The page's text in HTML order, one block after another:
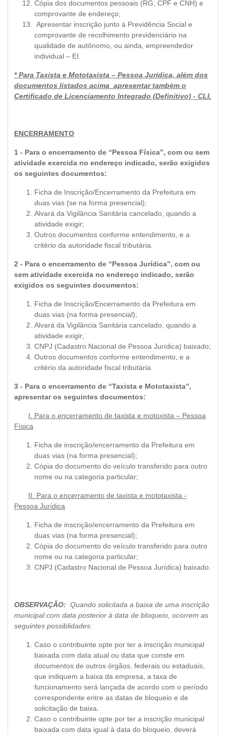
Cópia dos documentos pessoais (RG, CPF e CNH) e
comprovante de endereço;
Apresentar inscrição junto à Previdência Social e
comprovante de recolhimento previdenciário na
qualidade de autônomo, ou ainda, empreendedor
individual – EI.
* Para Taxista e Mototaxista – Pessoa Jurídica, além dos
documentos listados acima apresentar também o
Certificado de Licenciamento Integrado (Definitivo) - CLI.
ENCERRAMENTO
1 - Para o encerramento de “Pessoa Física”, com ou sem
atividade exercida no endereço indicado, serão exigidos
os seguintes documentos:
Ficha de Inscrição/Encerramento da Prefeitura em
duas vias (se na forma presencial);
Alvará da Vigilância Sanitária cancelado, quando a
atividade exigir;
Outros documentos conforme entendimento, e a
critério da autoridade fiscal tributária.
2 - Para o encerramento de “Pessoa Jurídica”, com ou
sem atividade exercida no endereço indicado, serão
exigidos os seguintes documentos:
Ficha de Inscrição/Encerramento da Prefeitura em
duas vias (na forma presencial);
Alvará da Vigilância Sanitária cancelado, quando a
atividade exigir;
CNPJ (Cadastro Nacional de Pessoa Jurídica) baixado;
Outros documentos conforme entendimento, e a
critério da autoridade fiscal tributária.
3 - Para o encerramento de “Taxista e Mototaxista”,
apresentar os seguintes documentos:
I. Para o encerramento de taxista e motoxista – Pessoa
Física
Ficha de inscrição/encerramento da Prefeitura em
duas vias (na forma presencial);
Cópia do documento do veículo transferido para outro
nome ou na categoria particular;
II. Para o encerramento de taxista e mototaxista -
Pessoa Jurídica
Ficha de inscrição/encerramento da Prefeitura em
duas vias (na forma presencial);
Cópia do documento do veículo transferido para outro
nome ou na categoria particular;
CNPJ (Cadastro Nacional de Pessoa Jurídica) baixado.
OBSERVAÇÃO: Quando solicitada a baixa de uma inscrição
municipal com data posterior à data de bloqueio, ocorrem as
seguintes possiblidades:
Caso o contribuinte opte por ter a inscrição municipal
baixada com data atual ou data que conste em
documentos de outros órgãos, federais ou estaduais,
que indiquem a baixa da empresa, a taxa de
funcionamento será lançada de acordo com o período
correspondente entre as datas de bloqueio e de
solicitação de baixa.
Caso o contribuinte opte por ter a inscrição municipal
baixada com data igual à data do bloqueio, deverá